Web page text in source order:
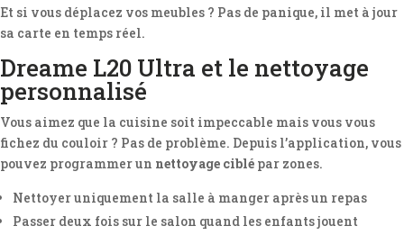
Et si vous déplacez vos meubles ? Pas de panique, il met à jour
sa carte en temps réel.
Dreame L20 Ultra et le nettoyage
personnalisé
Vous aimez que la cuisine soit impeccable mais vous vous
fichez du couloir ? Pas de problème. Depuis l’application, vous
pouvez programmer un nettoyage ciblé par zones.
Nettoyer uniquement la salle à manger après un repas
Passer deux fois sur le salon quand les enfants jouent